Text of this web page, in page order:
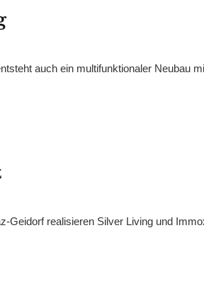
auch ein multifunktionaler Neubau
Geidorf realisieren Silver Living und